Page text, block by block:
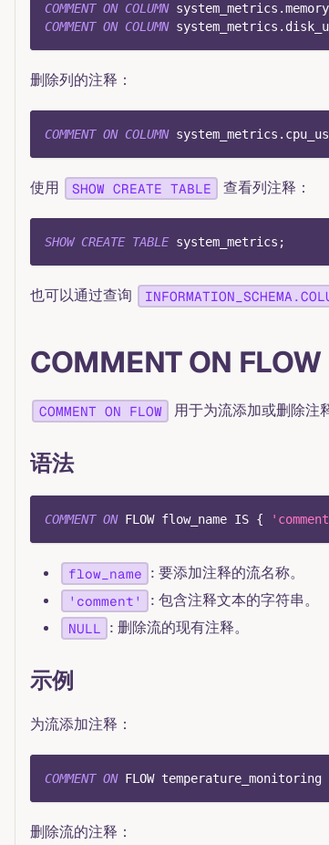
COMMENT ON COLUMN system_metrics .
COMMENT ON COLUMN system_metrics .
删除列的注释：
COMMENT ON COLUMN system_metrics .
使用 SHOW CREATE TABLE 查看列注释：
SHOW CREATE TABLE system_metrics ;
也可以通过查询
COMMENT ON FLOW
COMMENT ON FLOW 用于为流添加或删除注
语法
COMMENT ON FLOW flow_name IS {
flow_name : 要添加注释的流名称。
'comment' : 包含注释文本的字符串。
NULL : 删除流的现有注释。
示例
为流添加注释：
COMMENT ON FLOW temperature_monitoring
删除流的注释：